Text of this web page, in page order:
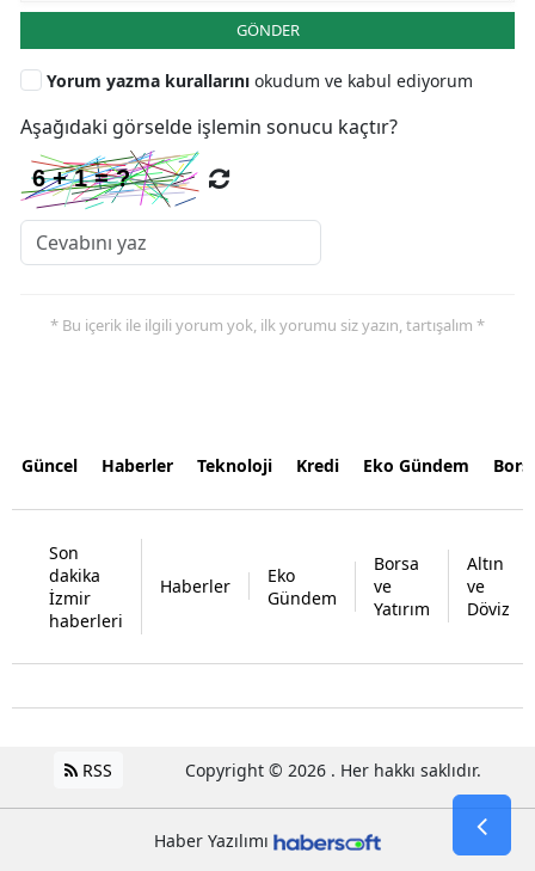
GÖNDER
Yorum yazma kurallarını okudum ve kabul ediyorum
Aşağıdaki görselde işlemin sonucu kaçtır?
* Bu içerik ile ilgili yorum yok, ilk yorumu siz yazın, tartışalım *
Güncel Haberler Teknoloji Kredi Eko Gündem
Son
dakika
İzmir
haberleri
Haberler
Eko
Gündem
Borsa
ve
Yatırım
Altın
ve
Döviz
RSS Copyright © 2026 . Her hakkı saklıdır.
Haber Yazılımı